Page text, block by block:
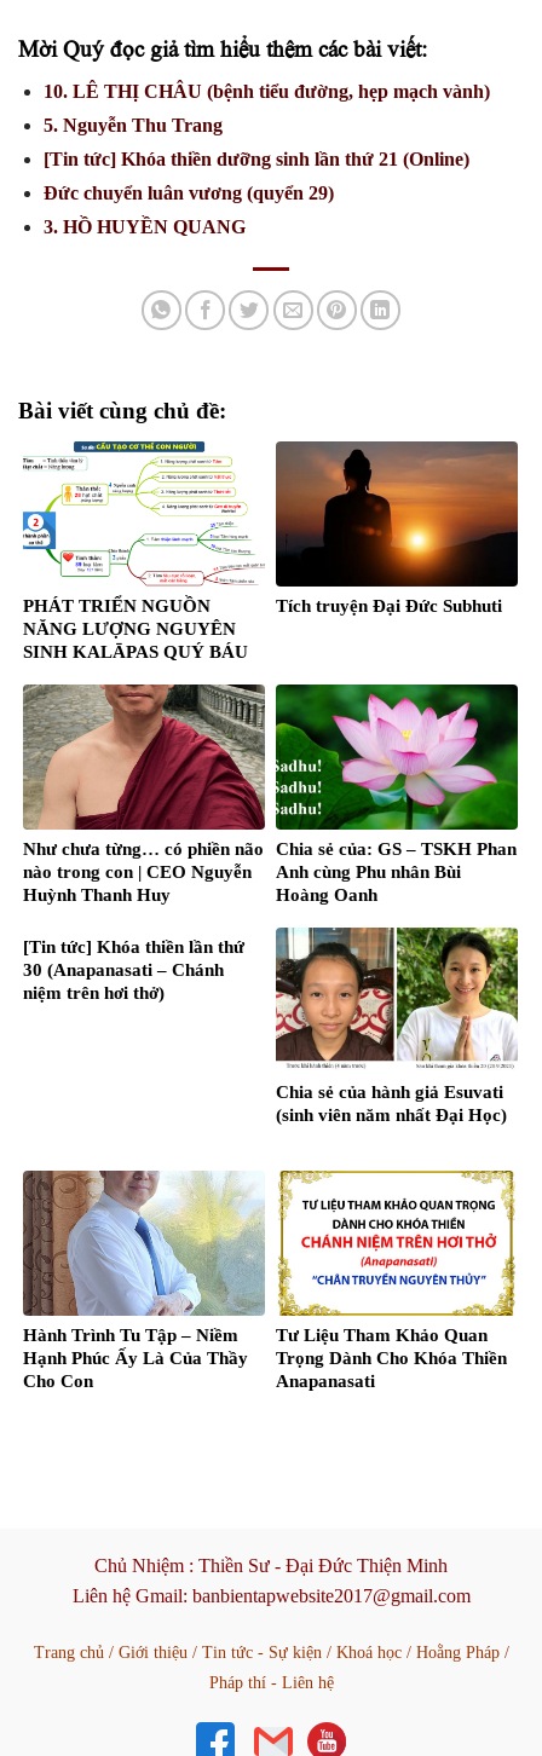
Mời Quý đọc giả tìm hiểu thêm các bài viết:
10. LÊ THỊ CHÂU (bệnh tiểu đường, hẹp mạch vành)
5. Nguyễn Thu Trang
[Tin tức] Khóa thiền dưỡng sinh lần thứ 21 (Online)
Đức chuyển luân vương (quyển 29)
3. HỒ HUYỀN QUANG
Bài viết cùng chủ đề:
PHÁT TRIỂN NGUỒN
NĂNG LƯỢNG NGUYÊN
SINH KALĀPAS QUÝ BÁU
BỆNH NAN Y, MẠN TÍNH,…
Tích truyện Ðại Ðức Subhuti
Như chưa từng… có phiền não
nào trong con | CEO Nguyễn
Huỳnh Thanh Huy
Chia sẻ của: GS – TSKH Phan
Anh cùng Phu nhân Bùi
Hoàng Oanh
[Tin tức] Khóa thiền lần thứ
30 (Anapanasati – Chánh
niệm trên hơi thở)
Chia sẻ của hành giả Esuvati
(sinh viên năm nhất Đại Học)
Hành Trình Tu Tập – Niềm
Hạnh Phúc Ấy Là Của Thầy
Cho Con
Tư Liệu Tham Khảo Quan
Trọng Dành Cho Khóa Thiền
Anapanasati
Chủ Nhiệm : Thiền Sư - Đại Đức Thiện Minh
Liên hệ Gmail: banbientapwebsite2017@gmail.com
Trang chủ/ Giới thiệu/ Tin tức - Sự kiện/ Khoá học/ Hoằng Pháp/
Pháp thí - Liên hệ